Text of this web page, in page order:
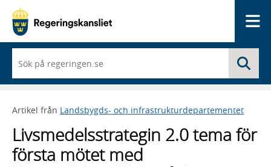
du
börjar
skriva
framträder
lista
med
sökförslag
Artikel från Landsbygds- och infrastrukturdepartementet
Livsmedelsstrategin 2.0 tema för
första mötet med